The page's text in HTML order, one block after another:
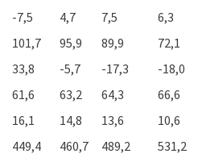
-7,5 4,7 7,5 6,3
101,7 95,9 89,9 72,1
33,8 -5,7 -17,3 -18,0
61,6 63,2 64,3 66,6
16,1 14,8 13,6 10,6
449,4 460,7 489,2 531,2